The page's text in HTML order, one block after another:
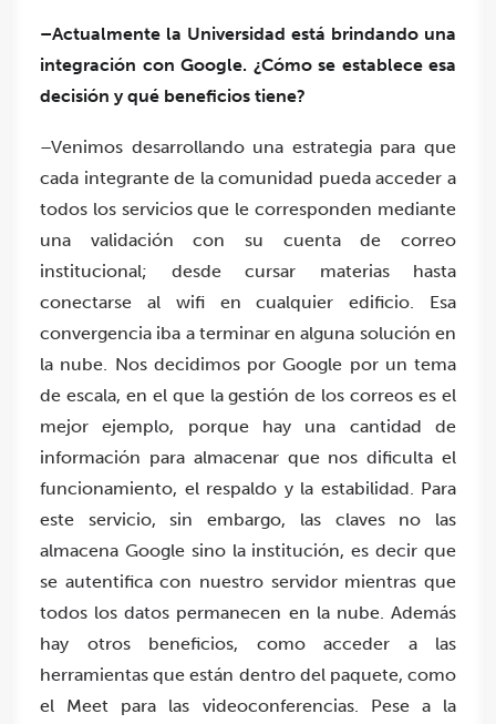
–Actualmente la Universidad está brindando una
integración con Google. ¿Cómo se establece esa
decisión y qué beneficios tiene?
–Venimos desarrollando una estrategia para que
cada integrante de la comunidad pueda acceder a
todos los servicios que le corresponden mediante
una validación con su cuenta de correo
institucional; desde cursar materias hasta
conectarse al wifi en cualquier edificio. Esa
convergencia iba a terminar en alguna solución en
la nube. Nos decidimos por Google por un tema
de escala, en el que la gestión de los correos es el
mejor ejemplo, porque hay una cantidad de
información para almacenar que nos dificulta el
funcionamiento, el respaldo y la estabilidad. Para
este servicio, sin embargo, las claves no las
almacena Google sino la institución, es decir que
se autentifica con nuestro servidor mientras que
todos los datos permanecen en la nube. Además
hay otros beneficios, como acceder a las
herramientas que están dentro del paquete, como
el Meet para las videoconferencias. Pese a la